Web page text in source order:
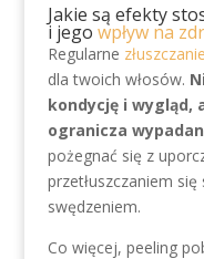
Jakie są efekty
i jego wpływ na
Regularne
dla twoich włosów.
kondycję i wygląd,
ogranicza
pożegnać się z
przetłuszczaniem
swędzeniem.
Co więcej, peeling